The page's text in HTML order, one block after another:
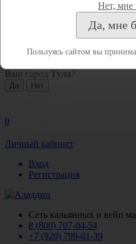
Посмотреть все результаты
Ваш город Тула ?
0
Личный кабинет
Вход
Регистрация
Сеть кальянных и вейп
8 (800) 707-04-54
+7 (920) 799-01-39
Нет, мне
Да, мне
Пользуясь сайтом вы